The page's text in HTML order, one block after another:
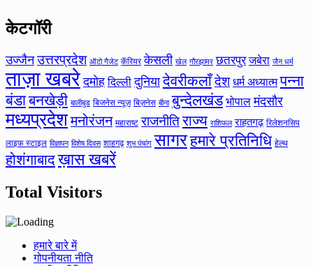
केटगॉरी
उज्जैन उत्तरप्रदेश ऑटो गैजेट कॅरियर केसली खेल गौरझामर छतरपुर जबेरा जैन धर्म
ताज़ा खबरे दमोह दिल्ली दुनिया देवरीकलाँदेश धर्म अध्यात्म पन्ना
बंडाबनखेड़ी बालीबुड बिजनेस न्यूज़ बिज़नेस बीना बुन्देलखंड भोपाल मंदसौर
मध्यप्रदेशमनोरंजन महाराष्ट राजनीतिराज्य राशिफल राहतगढ़ रिलेशनसिप
लाइफ स्टाइल विज्ञापन विशेष दिवस शाहगढ़ शुभ पंचांग सागरहमारे प्रतिनिधि हेल्थ
होशंगाबादख़ास खबरें
Total Visitors
हमारे बारे में
गोपनीयता नीति